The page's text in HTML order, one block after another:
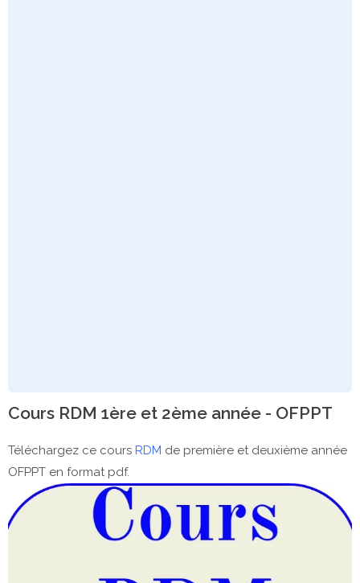
Cours RDM 1ère et 2ème année - OFPPT
Téléchargez ce cours RDM de première et deuxième année
OFPPT en format pdf.